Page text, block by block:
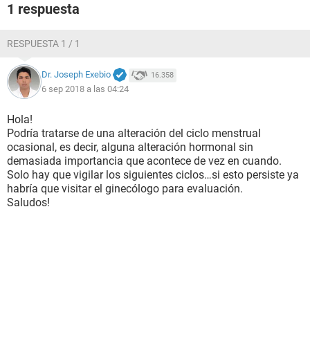
1 respuesta
RESPUESTA 1 / 1
Dr. Joseph Exebio 16.358
6 sep 2018 a las 04:24
Hola!
Podría tratarse de una alteración del ciclo menstrual
ocasional, es decir, alguna alteración hormonal sin
demasiada importancia que acontece de vez en cuando.
Solo hay que vigilar los siguientes ciclos…si esto persiste ya
habría que visitar el ginecólogo para evaluación.
Saludos!